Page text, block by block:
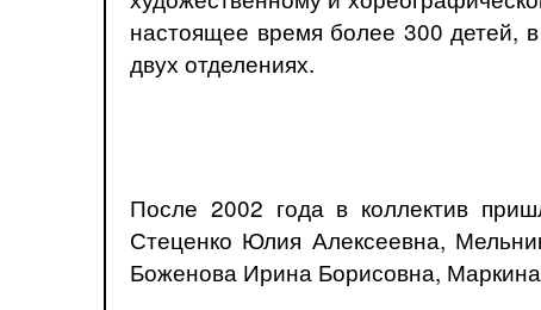
настоящее время более 300 детей,
двух отделениях.
После 2002 года в коллектив
Стеценко Юлия Алексеевна,
Боженова Ирина Борисовна,